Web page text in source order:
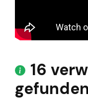
16
gefunden